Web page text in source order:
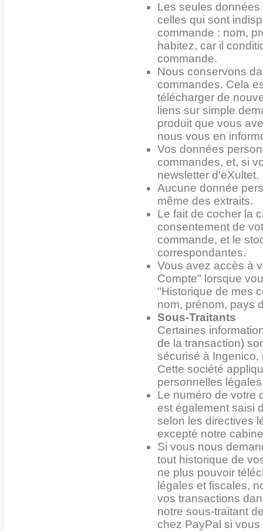
Les seules
celles qui sont
commande : nom,
habitez, car il
commande.
Nous conservons
commandes. Cela
télécharger de
liens sur simple
produit que vous
nous vous en
Vos données
commandes, et, si
newsletter d'eXultet.
Aucune donnée
même des extraits.
Le fait de cocher la
consentement de
commande, et le
correspondantes.
Vous avez accès à
Compte" lorsque
"Historique de mes
nom, prénom, pays
Sous-Traitants
Certaines
de la transaction)
sécurisé à Ingenico,
Cette société
personnelles
Le numéro de votre
est également saisi
selon les directives
excepté notre
Si vous nous
tout historique de
ne plus pouvoir
légales et fiscales,
vos transactions
notre sous-traitant
chez PayPal si